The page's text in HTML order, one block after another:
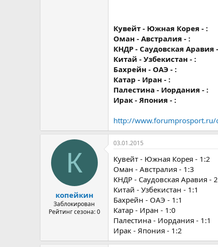
Кувейт - Южная Корея - :
Оман - Австралия - :
КНДР - Саудовская Аравия
Китай - Узбекистан - :
Бахрейн - ОАЭ - :
Катар - Иран - :
Палестина - Иордания - :
Ирак - Япония - :
http://www.forumprosport.ru/
К
копейкин
Заблокирован
Рейтинг сезона: 0
03.01.2015
Кувейт - Южная Корея - 1:2
Оман - Австралия - 1:3
КНДР - Саудовская Аравия -
Китай - Узбекистан - 1:1
Бахрейн - ОАЭ - 1:1
Катар - Иран - 1:0
Палестина - Иордания - 1:1
Ирак - Япония - 1:2